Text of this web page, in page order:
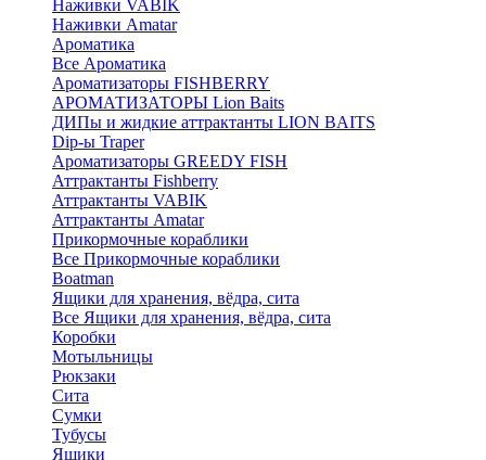
Наживки VABIK
Наживки Amatar
Ароматика
Все Ароматика
Ароматизаторы FISHBERRY
АРОМАТИЗАТОРЫ Lion Baits
ДИПы и жидкие аттрактанты LION BAITS
Dip-ы Traper
Ароматизаторы GREEDY FISH
Аттрактанты Fishberry
Аттрактанты VABIK
Аттрактанты Amatar
Прикормочные кораблики
Все Прикормочные кораблики
Boatman
Ящики для хранения, вёдра, сита
Все Ящики для хранения, вёдра, сита
Коробки
Мотыльницы
Рюкзаки
Сита
Сумки
Тубусы
Ящики